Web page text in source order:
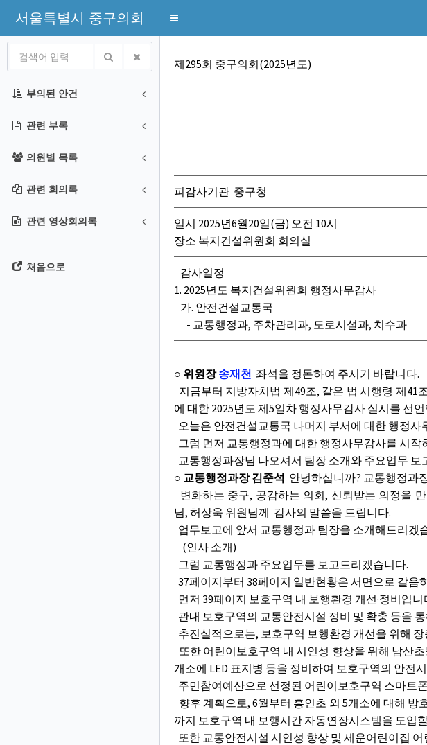
서울특별시 중구의회
회의록
Toggle
부의된 안건
관련 부록
의원별 목록
관련 회의록
관련 영상회의록
처음으로
제295회 중구의회(2025년도)
피감사기관 중구청
일시 2025년6월20일(금) 오전 10시
장소 복지건설위원회 회의실
감사일정
1. 2025년도 복지건설위원회 행정사무감사
가. 안전건설교통국
- 교통행정과, 주차관리과, 도로시설과, 치수과
○ 위원장송재천 좌석을 정돈하여 주시기 바랍니다.
지금부터 지방자치법 제49조, 같은 법 시행령 제
에 대한 2025년도 제5일차 행정사무감사 실시를 선
오늘은 안전건설교통국 나머지 부서에 대한 행정사
그럼 먼저 교통행정과에 대한 행정사무감사를 시작
교통행정과장님 나오셔서 팀장 소개와 주요업무
○ 교통행정과장 김준석 안녕하십니까? 교통행정과
변화하는 중구, 공감하는 의회, 신뢰받는 의정을
님, 허상욱 위원님께 감사의 말씀을 드립니다.
업무보고에 앞서 교통행정과 팀장을 소개해드리겠
(인사 소개)
그럼 교통행정과 주요업무를 보고드리겠습니다.
37페이지부터 38페이지 일반현황은 서면으로 갈음
먼저 39페이지 보호구역 내 보행환경 개선·정비입니
관내 보호구역의 교통안전시설 정비 및 확충 등을
추진실적으로는, 보호구역 보행환경 개선을 위해
또한 어린이보호구역 내 시인성 향상을 위해 남산
개소에 LED 표지병 등을 정비하여 보호구역의 안전
주민참여예산으로 선정된 어린이보호구역 스마트
향후 계획으로, 6월부터 흥인초 외 5개소에 대해
까지 보호구역 내 보행시간 자동연장시스템을 도입
또한 교통안전시설 시인성 향상 및 세운어린이집